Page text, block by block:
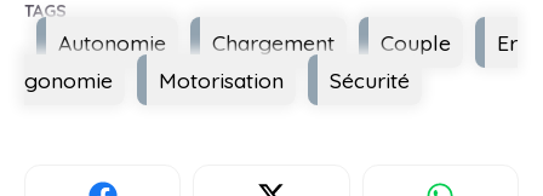
Autonomie Chargement Couple
Er
gonomie
Motorisation Sécurité